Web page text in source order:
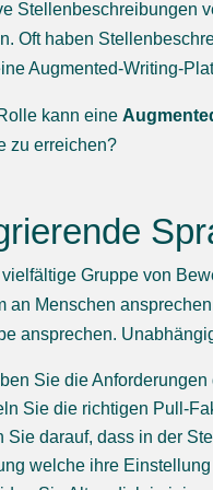
Stellenbeschreibungen
Oft haben
Augmented-Writing-
kann eine
zu erreichen?
Gruppe von
an Menschen
ansprechen.
Sie die
Sie die richtigen Pull-
Sie darauf, dass in der
welche ihre